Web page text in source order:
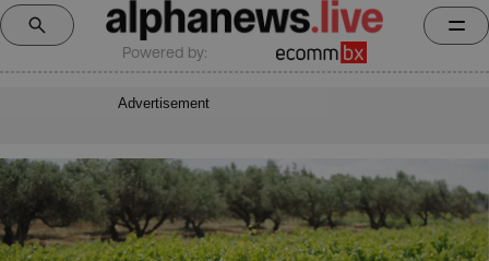
Powered by:
Advertisement